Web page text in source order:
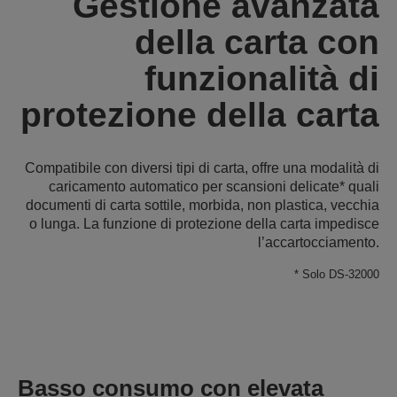
della carta con
funzionalità di
protezione della carta
Compatibile con diversi tipi di carta, offre una modalità di
caricamento automatico per scansioni delicate* quali
documenti di carta sottile, morbida, non plastica, vecchia
o lunga. La funzione di protezione della carta impedisce
l’accartocciamento.
* Solo DS-32000
Basso consumo con elevata